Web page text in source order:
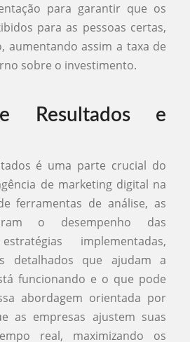
para garantir que os
para as pessoas certas,
aumentando assim a taxa de
sobre o investimento.
Resultados e
é uma parte crucial do
de marketing digital na
ferramentas de análise, as
o desempenho das
implementadas,
detalhados que ajudam a
funcionando e o que pode
abordagem orientada por
as empresas ajustem suas
real, maximizando os